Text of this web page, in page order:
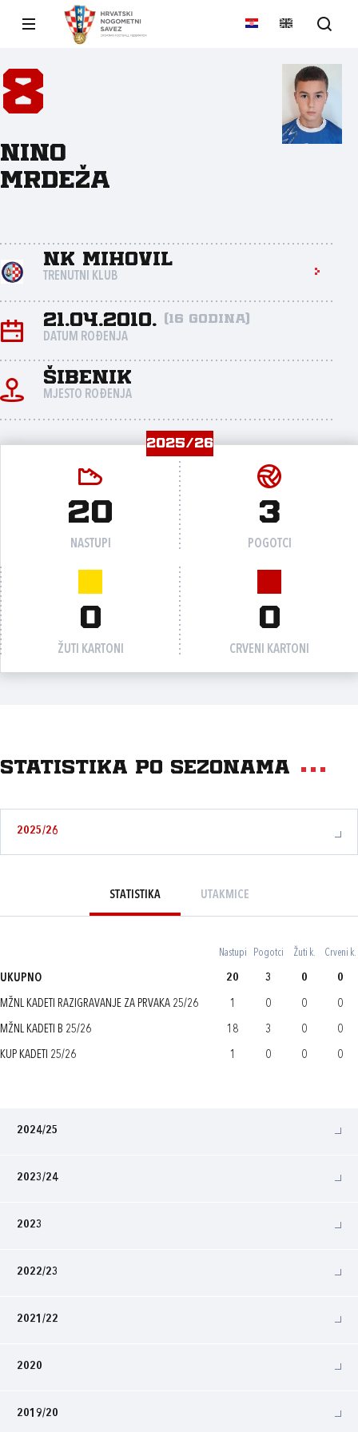
8
Nino
Mrdeža
NK Mihovil
TRENUTNI KLUB
21.04.2010. (16 godina)
DATUM ROĐENJA
Šibenik
MJESTO ROĐENJA
2025/26
20
NASTUPI
3
POGOTCI
0
ŽUTI KARTONI
0
CRVENI KARTONI
Statistika po sezonama
2025/26
STATISTIKA UTAKMICE
Nastupi Pogotci Žuti k. Crveni k.
UKUPNO 20 3 0 0
MŽNL KADETI RAZIGRAVANJE ZA PRVAKA 25/26 1 0 0 0
MŽNL KADETI B 25/26 18 3 0 0
KUP KADETI 25/26 1 0 0 0
2024/25
2023/24
2023
2022/23
2021/22
2020
2019/20